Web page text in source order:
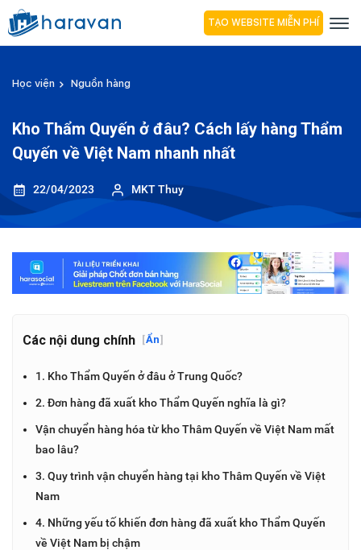
TẠO WEBSITE MIỄN PHÍ
Học viện Nguồn hàng
Kho Thẩm Quyến ở đâu? Cách lấy hàng Thẩm
Quyến về Việt Nam nhanh nhất
22/04/2023 MKT Thuy
Các nội dung chính [Ẩn]
1. Kho Thẩm Quyến ở đâu ở Trung Quốc?
2. Đơn hàng đã xuất kho Thẩm Quyến nghĩa là gì?
Vận chuyển hàng hóa từ kho Thâm Quyến về Việt Nam mất
bao lâu?
3. Quy trình vận chuyển hàng tại kho Thâm Quyến về Việt
Nam
4. Những yếu tố khiến đơn hàng đã xuất kho Thẩm Quyến
về Việt Nam bị chậm